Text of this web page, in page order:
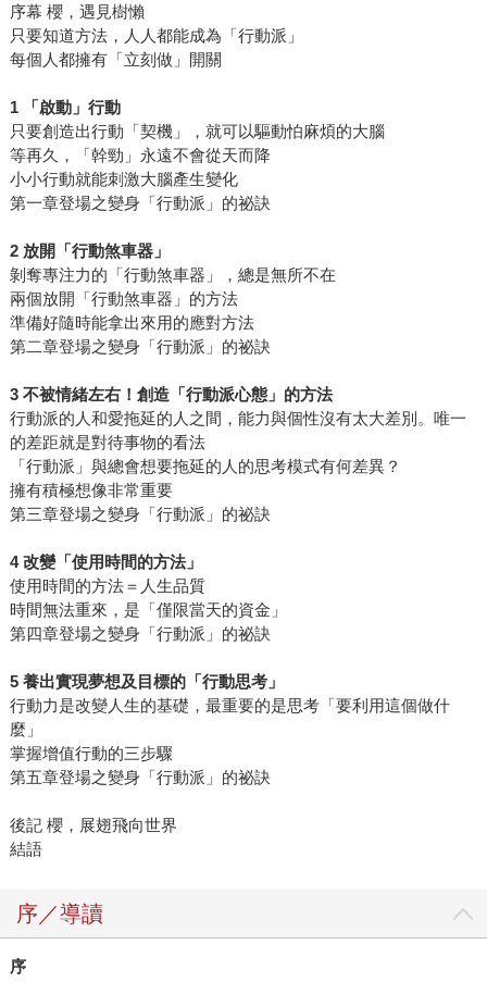
序幕 櫻，遇見樹懶
只要知道方法，人人都能成為「行動派」
每個人都擁有「立刻做」開關
1 「啟動」行動
只要創造出行動「契機」，就可以驅動怕麻煩的大腦
等再久，「幹勁」永遠不會從天而降
小小行動就能刺激大腦產生變化
第一章登場之變身「行動派」的祕訣
2 放開「行動煞車器」
剝奪專注力的「行動煞車器」，總是無所不在
兩個放開「行動煞車器」的方法
準備好隨時能拿出來用的應對方法
第二章登場之變身「行動派」的祕訣
3 不被情緒左右！創造「行動派心態」的方法
行動派的人和愛拖延的人之間，能力與個性沒有太大差別。唯一
的差距就是對待事物的看法
「行動派」與總會想要拖延的人的思考模式有何差異？
擁有積極想像非常重要
第三章登場之變身「行動派」的祕訣
4 改變「使用時間的方法」
使用時間的方法＝人生品質
時間無法重來，是「僅限當天的資金」
第四章登場之變身「行動派」的祕訣
5 養出實現夢想及目標的「行動思考」
行動力是改變人生的基礎，最重要的是思考「要利用這個做什
麼」
掌握增值行動的三步驟
第五章登場之變身「行動派」的祕訣
後記 櫻，展翅飛向世界
結語
序／導讀
序